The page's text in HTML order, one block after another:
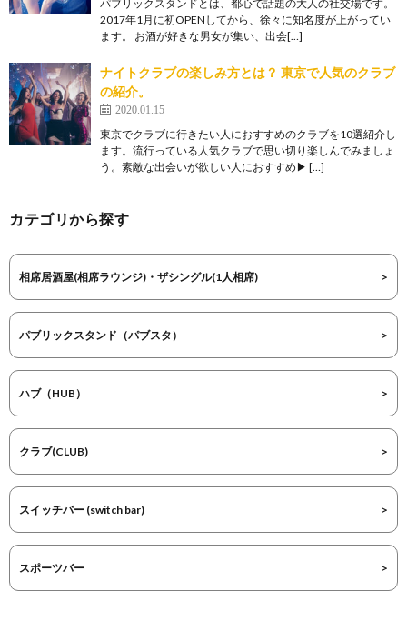
パブリックスタンドとは、都心で話題の大人の社交場です。
2017年1月に初OPENしてから、徐々に知名度が上がってい
ます。 お酒が好きな男女が集い、出会[…]
ナイトクラブの楽しみ方とは？ 東京で人気のクラブ
の紹介。
2020.01.15
東京でクラブに行きたい人におすすめのクラブを10選紹介し
ます。流行っている人気クラブで思い切り楽しんでみましょ
う。素敵な出会いが欲しい人におすすめ▶ […]
カテゴリから探す
相席居酒屋(相席ラウンジ)・ザシングル(1人相席)
パブリックスタンド（パブスタ）
ハブ（HUB）
クラブ(CLUB)
スイッチバー (switch bar)
スポーツバー